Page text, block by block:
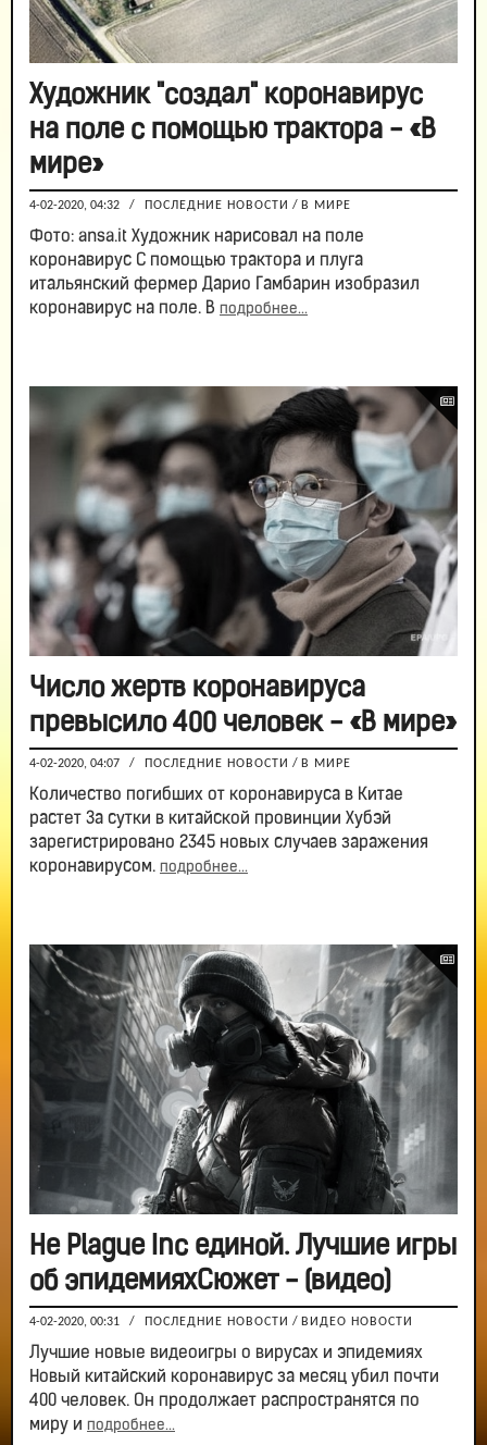
Художник "создал" коронавирус
на поле с помощью трактора - «В
мире»
4-02-2020, 04:32 / ПОСЛЕДНИЕ НОВОСТИ / В МИРЕ
Фото: ansa.it Художник нарисовал на поле
коронавирус С помощью трактора и плуга
итальянский фермер Дарио Гамбарин изобразил
коронавирус на поле. В подробнее...
Число жертв коронавируса
превысило 400 человек - «В мире»
4-02-2020, 04:07 / ПОСЛЕДНИЕ НОВОСТИ / В МИРЕ
Количество погибших от коронавируса в Китае
растет За сутки в китайской провинции Хубэй
зарегистрировано 2345 новых случаев заражения
коронавирусом. подробнее...
Не Plague Inc единой. Лучшие игры
об эпидемияхСюжет - (видео)
4-02-2020, 00:31 / ПОСЛЕДНИЕ НОВОСТИ / ВИДЕО НОВОСТИ
Лучшие новые видеоигры о вирусах и эпидемиях
Новый китайский коронавирус за месяц убил почти
400 человек. Он продолжает распространятся по
миру и подробнее...